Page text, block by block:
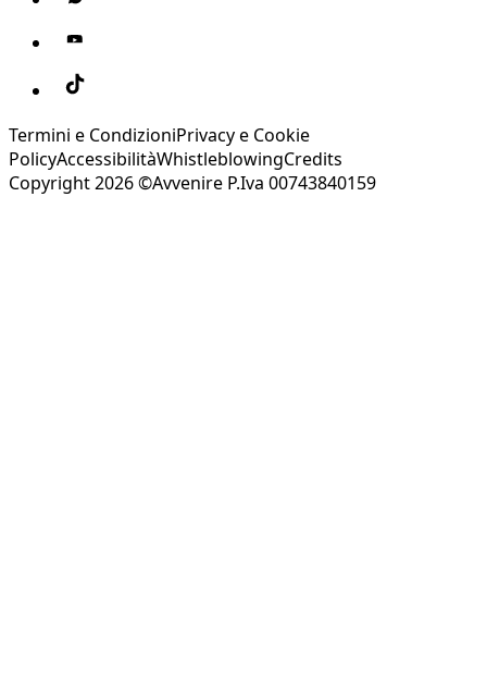
Termini e CondizioniPrivacy e Cookie
PolicyAccessibilitàWhistleblowingCredits
Copyright 2026 ©Avvenire P.Iva 00743840159